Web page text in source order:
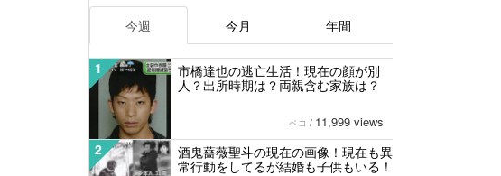
今週 今月 年間
1
市橋達也の逃亡生活！現在の顔が別
人？出所時期は？両親含む家族は？
ペコ / 11,999 views
2
酒鬼薔薇聖斗の現在の画像！現在も異
常行動をしてるが結婚も子供もいる！